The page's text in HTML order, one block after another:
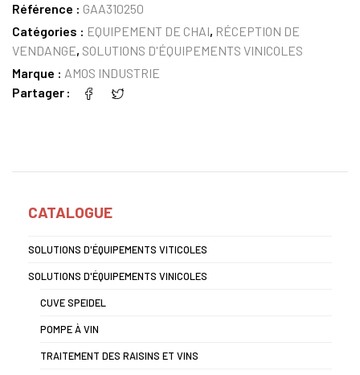
Référence : GAA310250
Catégories : EQUIPEMENT DE CHAI, RÉCEPTION DE
VENDANGE, SOLUTIONS D'ÉQUIPEMENTS VINICOLES
Marque : AMOS INDUSTRIE
Partager
CATALOGUE
SOLUTIONS D'ÉQUIPEMENTS VITICOLES
SOLUTIONS D'ÉQUIPEMENTS VINICOLES
CUVE SPEIDEL
POMPE À VIN
TRAITEMENT DES RAISINS ET VINS